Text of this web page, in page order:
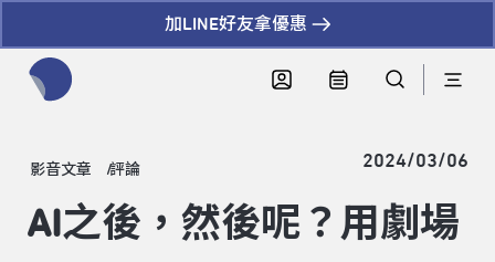
加LINE好友拿優惠
影音文章 評論 2024/03/06
AI之後，然後呢？用劇場